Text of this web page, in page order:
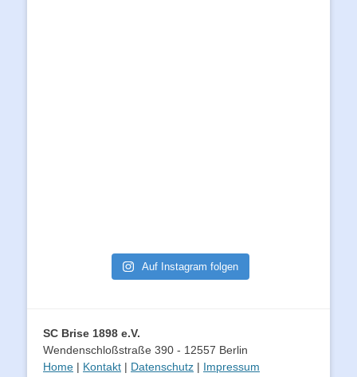
Auf Instagram folgen
SC Brise 1898 e.V.
Wendenschloßstraße 390 - 12557 Berlin
Home | Kontakt | Datenschutz | Impressum